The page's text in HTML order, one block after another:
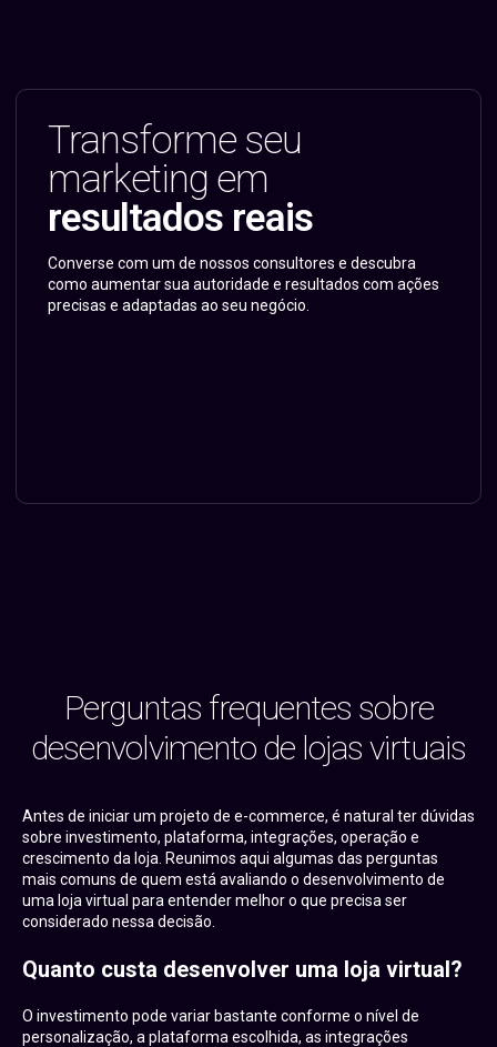
Transforme seu
marketing em
resultados reais
Converse com um de nossos consultores e descubra
como aumentar sua autoridade e resultados com ações
precisas e adaptadas ao seu negócio.
Perguntas frequentes sobre
desenvolvimento de lojas virtuais
Antes de iniciar um projeto de e-commerce, é natural ter dúvidas
sobre investimento, plataforma, integrações, operação e
crescimento da loja. Reunimos aqui algumas das perguntas
mais comuns de quem está avaliando o desenvolvimento de
uma loja virtual para entender melhor o que precisa ser
considerado nessa decisão.
Quanto custa desenvolver uma loja virtual?
O investimento pode variar bastante conforme o nível de
personalização, a plataforma escolhida, as integrações